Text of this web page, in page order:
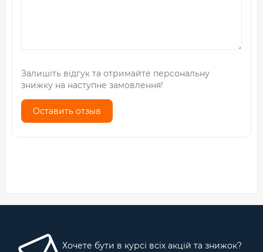
Залишіть відгук та отримайте персональну
знижку на наступне замовлення!
Оставить отзыв
Хочете бути в курсі всіх акцій та знижок?